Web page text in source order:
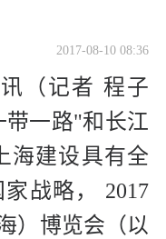
2017-08-10 08:36
（记者 程子
一路"和长江
海建设具有全
战略， 2017
）博览会（以